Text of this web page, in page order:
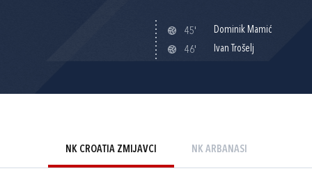
45'
Dominik Mamić
46'
Ivan Trošelj
NK CROATIA ZMIJAVCI NK ARBANASI